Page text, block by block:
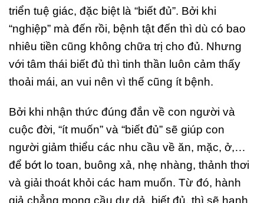
triển tuệ giác, đặc biệt là “biết đủ”. Bởi khi
“nghiệp” mà đến rồi, bệnh tật đến thì dù có bao
nhiêu tiền cũng không chữa trị cho đủ. Nhưng
với tâm thái biết đủ thì tinh thần luôn cảm thấy
thoải mái, an vui nên vì thế cũng ít bệnh.
Bởi khi nhận thức đúng đắn về con người và
cuộc đời, “ít muốn” và “biết đủ” sẽ giúp con
người giảm thiểu các nhu cầu về ăn, mặc, ở,…
để bớt lo toan, buông xả, nhẹ nhàng, thảnh thơi
và giải thoát khỏi các ham muốn. Từ đó, hành
giả chẳng mong cầu dư dả, biết đủ, thì sẽ hạnh